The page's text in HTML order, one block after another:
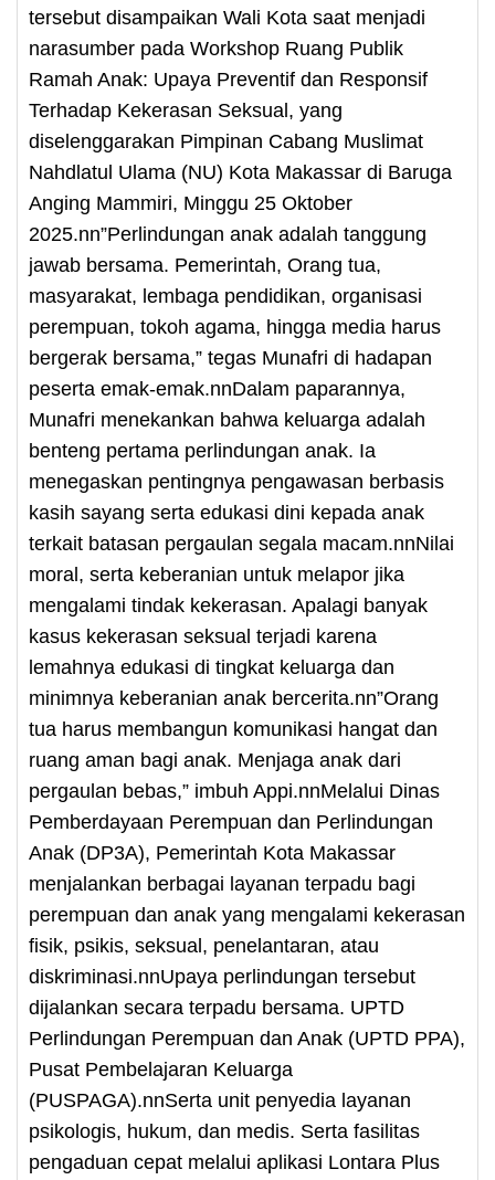
tersebut disampaikan Wali Kota saat menjadi
narasumber pada Workshop Ruang Publik
Ramah Anak: Upaya Preventif dan Responsif
Terhadap Kekerasan Seksual, yang
diselenggarakan Pimpinan Cabang Muslimat
Nahdlatul Ulama (NU) Kota Makassar di Baruga
Anging Mammiri, Minggu 25 Oktober
2025.nn”Perlindungan anak adalah tanggung
jawab bersama. Pemerintah, Orang tua,
masyarakat, lembaga pendidikan, organisasi
perempuan, tokoh agama, hingga media harus
bergerak bersama,” tegas Munafri di hadapan
peserta emak-emak.nnDalam paparannya,
Munafri menekankan bahwa keluarga adalah
benteng pertama perlindungan anak. Ia
menegaskan pentingnya pengawasan berbasis
kasih sayang serta edukasi dini kepada anak
terkait batasan pergaulan segala macam.nnNilai
moral, serta keberanian untuk melapor jika
mengalami tindak kekerasan. Apalagi banyak
kasus kekerasan seksual terjadi karena
lemahnya edukasi di tingkat keluarga dan
minimnya keberanian anak bercerita.nn”Orang
tua harus membangun komunikasi hangat dan
ruang aman bagi anak. Menjaga anak dari
pergaulan bebas,” imbuh Appi.nnMelalui Dinas
Pemberdayaan Perempuan dan Perlindungan
Anak (DP3A), Pemerintah Kota Makassar
menjalankan berbagai layanan terpadu bagi
perempuan dan anak yang mengalami kekerasan
fisik, psikis, seksual, penelantaran, atau
diskriminasi.nnUpaya perlindungan tersebut
dijalankan secara terpadu bersama. UPTD
Perlindungan Perempuan dan Anak (UPTD PPA),
Pusat Pembelajaran Keluarga
(PUSPAGA).nnSerta unit penyedia layanan
psikologis, hukum, dan medis. Serta fasilitas
pengaduan cepat melalui aplikasi Lontara Plus